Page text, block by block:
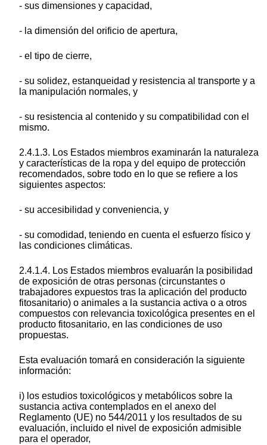
- sus dimensiones y capacidad,
- la dimensión del orificio de apertura,
- el tipo de cierre,
- su solidez, estanqueidad y resistencia al transporte y a
la manipulación normales, y
- su resistencia al contenido y su compatibilidad con el
mismo.
2.4.1.3. Los Estados miembros examinarán la naturaleza
y características de la ropa y del equipo de protección
recomendados, sobre todo en lo que se refiere a los
siguientes aspectos:
- su accesibilidad y conveniencia, y
- su comodidad, teniendo en cuenta el esfuerzo físico y
las condiciones climáticas.
2.4.1.4. Los Estados miembros evaluarán la posibilidad
de exposición de otras personas (circunstantes o
trabajadores expuestos tras la aplicación del producto
fitosanitario) o animales a la sustancia activa o a otros
compuestos con relevancia toxicológica presentes en el
producto fitosanitario, en las condiciones de uso
propuestas.
Esta evaluación tomará en consideración la siguiente
información:
i) los estudios toxicológicos y metabólicos sobre la
sustancia activa contemplados en el anexo del
Reglamento (UE) no 544/2011 y los resultados de su
evaluación, incluido el nivel de exposición admisible
para el operador,